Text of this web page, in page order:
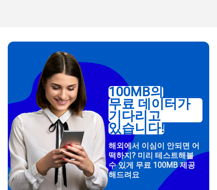
100MB의
무료 데이터가
기다리고
있습니다!
해외에서 이심이 안되면 어
떡하지? 미리 테스트해볼
수 있게 무료 100MB 제공
해드려요